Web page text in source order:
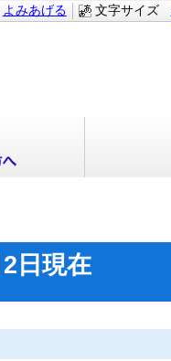
文字サイズ
よみあげる
日現在